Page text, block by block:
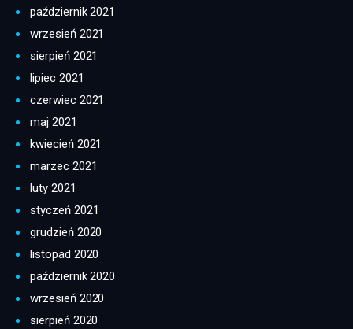
październik 2021
wrzesień 2021
sierpień 2021
lipiec 2021
czerwiec 2021
maj 2021
kwiecień 2021
marzec 2021
luty 2021
styczeń 2021
grudzień 2020
listopad 2020
październik 2020
wrzesień 2020
sierpień 2020